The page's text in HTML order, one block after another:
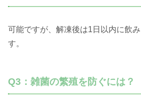
可能ですが、解凍後は1日以内に飲
す。
Q3：雑菌の繁殖を防ぐには？